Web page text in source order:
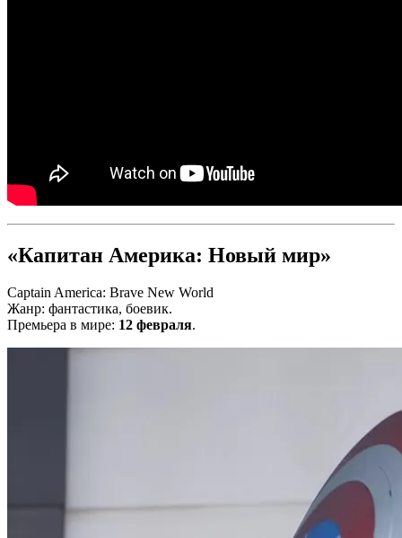
«Капитан Америка: Новый мир»
Captain America: Brave New World
Жанр: фантастика, боевик.
Премьера в мире: 12 февраля.